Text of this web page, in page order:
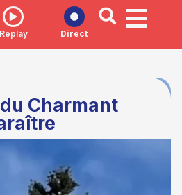
Replay Direct
Charmant